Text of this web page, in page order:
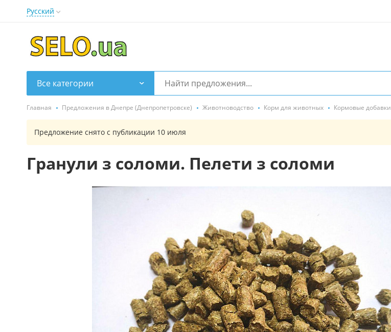
Русский
Все категории
Главная Предложения в Днепре (Днепропетровске) Животноводство Корм для животных Кормовые добавки
Предложение снято с публикации 10 июля
Гранули з соломи. Пелети з соломи